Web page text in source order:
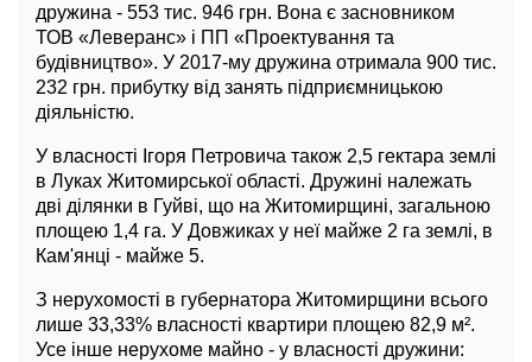
дружина - 553 тис. 946 грн. Вона є засновником
ТОВ «Леверанс» і ПП «Проектування та
будівництво». У 2017-му дружина отримала 900 тис.
232 грн. прибутку від занять підприємницькою
діяльністю.
У власності Ігоря Петровича також 2,5 гектара землі
в Луках Житомирської області. Дружині належать
дві ділянки в Гуйві, що на Житомирщині, загальною
площею 1,4 га. У Довжиках у неї майже 2 га землі, в
Кам'янці - майже 5.
З нерухомості в губернатора Житомирщини всього
лише 33,33% власності квартири площею 82,9 м².
Усе інше нерухоме майно - у власності дружини: